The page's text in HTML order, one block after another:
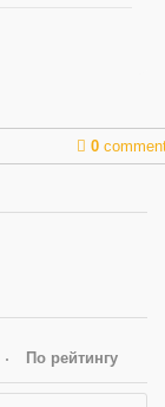
0
По рейтингу